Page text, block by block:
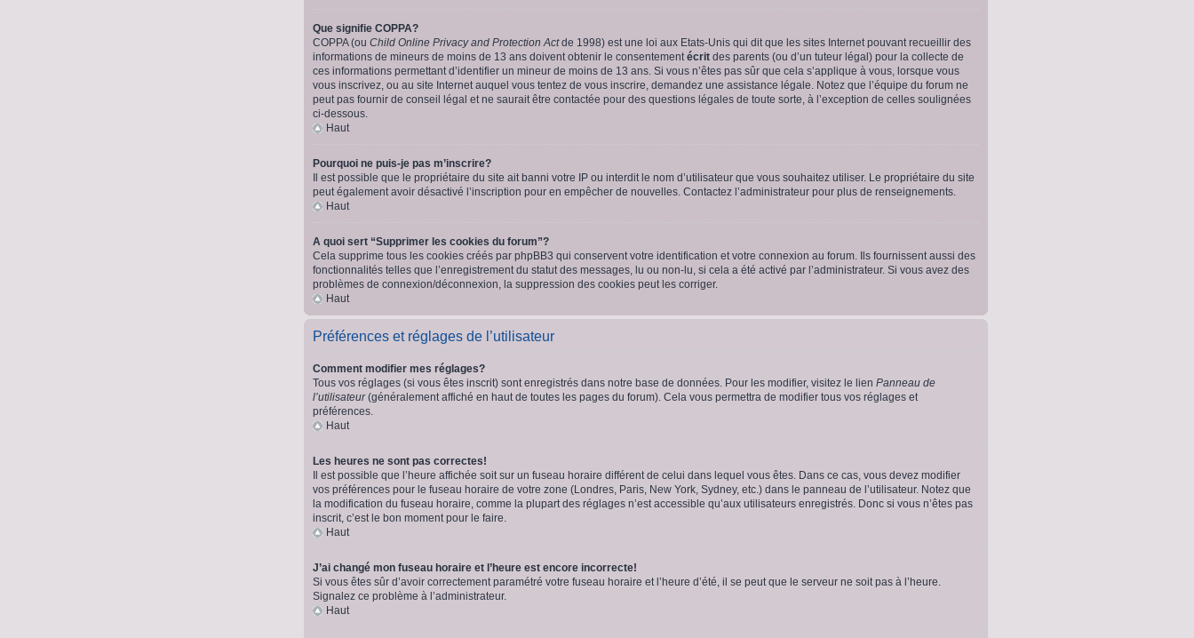
Que signifie COPPA?
COPPA (ou Child Online Privacy and Protection Actde 1998) est une loi aux Etats-Unis qui dit que les sites Internet pouvant recueillir des
informations de mineurs de moins de 13 ans doivent obtenir le consentement écrit des parents (ou d’un tuteur légal) pour la collecte de
ces informations permettant d’identifier un mineur de moins de 13 ans. Si vous n’êtes pas sûr que cela s’applique à vous, lorsque vous
vous inscrivez, ou au site Internet auquel vous tentez de vous inscrire, demandez une assistance légale. Notez que l’équipe du forum ne
peut pas fournir de conseil légal et ne saurait être contactée pour des questions légales de toute sorte, à l’exception de celles soulignées
ci-dessous.
Haut
Pourquoi ne puis-je pas m’inscrire?
Il est possible que le propriétaire du site ait banni votre IP ou interdit le nom d’utilisateur que vous souhaitez utiliser. Le propriétaire du site
peut également avoir désactivé l’inscription pour en empêcher de nouvelles. Contactez l’administrateur pour plus de renseignements.
Haut
A quoi sert “Supprimer les cookies du forum”?
Cela supprime tous les cookies créés par phpBB3 qui conservent votre identification et votre connexion au forum. Ils fournissent aussi des
fonctionnalités telles que l’enregistrement du statut des messages, lu ou non-lu, si cela a été activé par l’administrateur. Si vous avez des
problèmes de connexion/déconnexion, la suppression des cookies peut les corriger.
Haut
Préférences et réglages de l’utilisateur
Comment modifier mes réglages?
Tous vos réglages (si vous êtes inscrit) sont enregistrés dans notre base de données. Pour les modifier, visitez le lien Panneau de
l’utilisateur(généralement affiché en haut de toutes les pages du forum). Cela vous permettra de modifier tous vos réglages et
préférences.
Haut
Les heures ne sont pas correctes!
Il est possible que l’heure affichée soit sur un fuseau horaire différent de celui dans lequel vous êtes. Dans ce cas, vous devez modifier
vos préférences pour le fuseau horaire de votre zone (Londres, Paris, New York, Sydney, etc.) dans le panneau de l’utilisateur. Notez que
la modification du fuseau horaire, comme la plupart des réglages n’est accessible qu’aux utilisateurs enregistrés. Donc si vous n’êtes pas
inscrit, c’est le bon moment pour le faire.
Haut
J’ai changé mon fuseau horaire et l’heure est encore incorrecte!
Si vous êtes sûr d’avoir correctement paramétré votre fuseau horaire et l’heure d’été, il se peut que le serveur ne soit pas à l’heure.
Signalez ce problème à l’administrateur.
Haut